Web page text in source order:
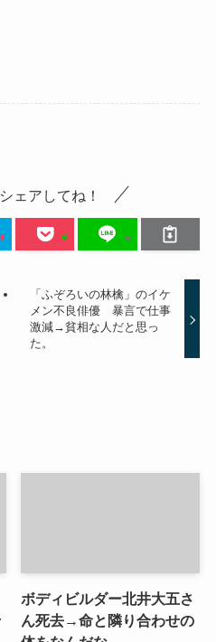
ェアしてね！
「ふぞろいの林檎」のイケ
メン不良俳優 暴言で仕事
激減→貧相な人だと思っ
た。
ボディビルダー北井大五さ
ん死去→命と隣り合わせの